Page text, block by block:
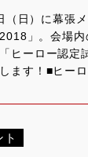
日）に幕張
」。会場内
ヒーロー認定
ます！■ヒー
ト